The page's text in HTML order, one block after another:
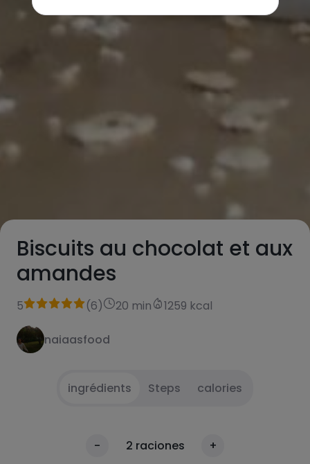
Biscuits au chocolat et aux
amandes
5 (6) 20 min 1259 kcal
naiaasfood
ingrédients Steps calories
- 2 raciones +
Mettre les œufs et la crème de cacao dans
un bol et fouetter.